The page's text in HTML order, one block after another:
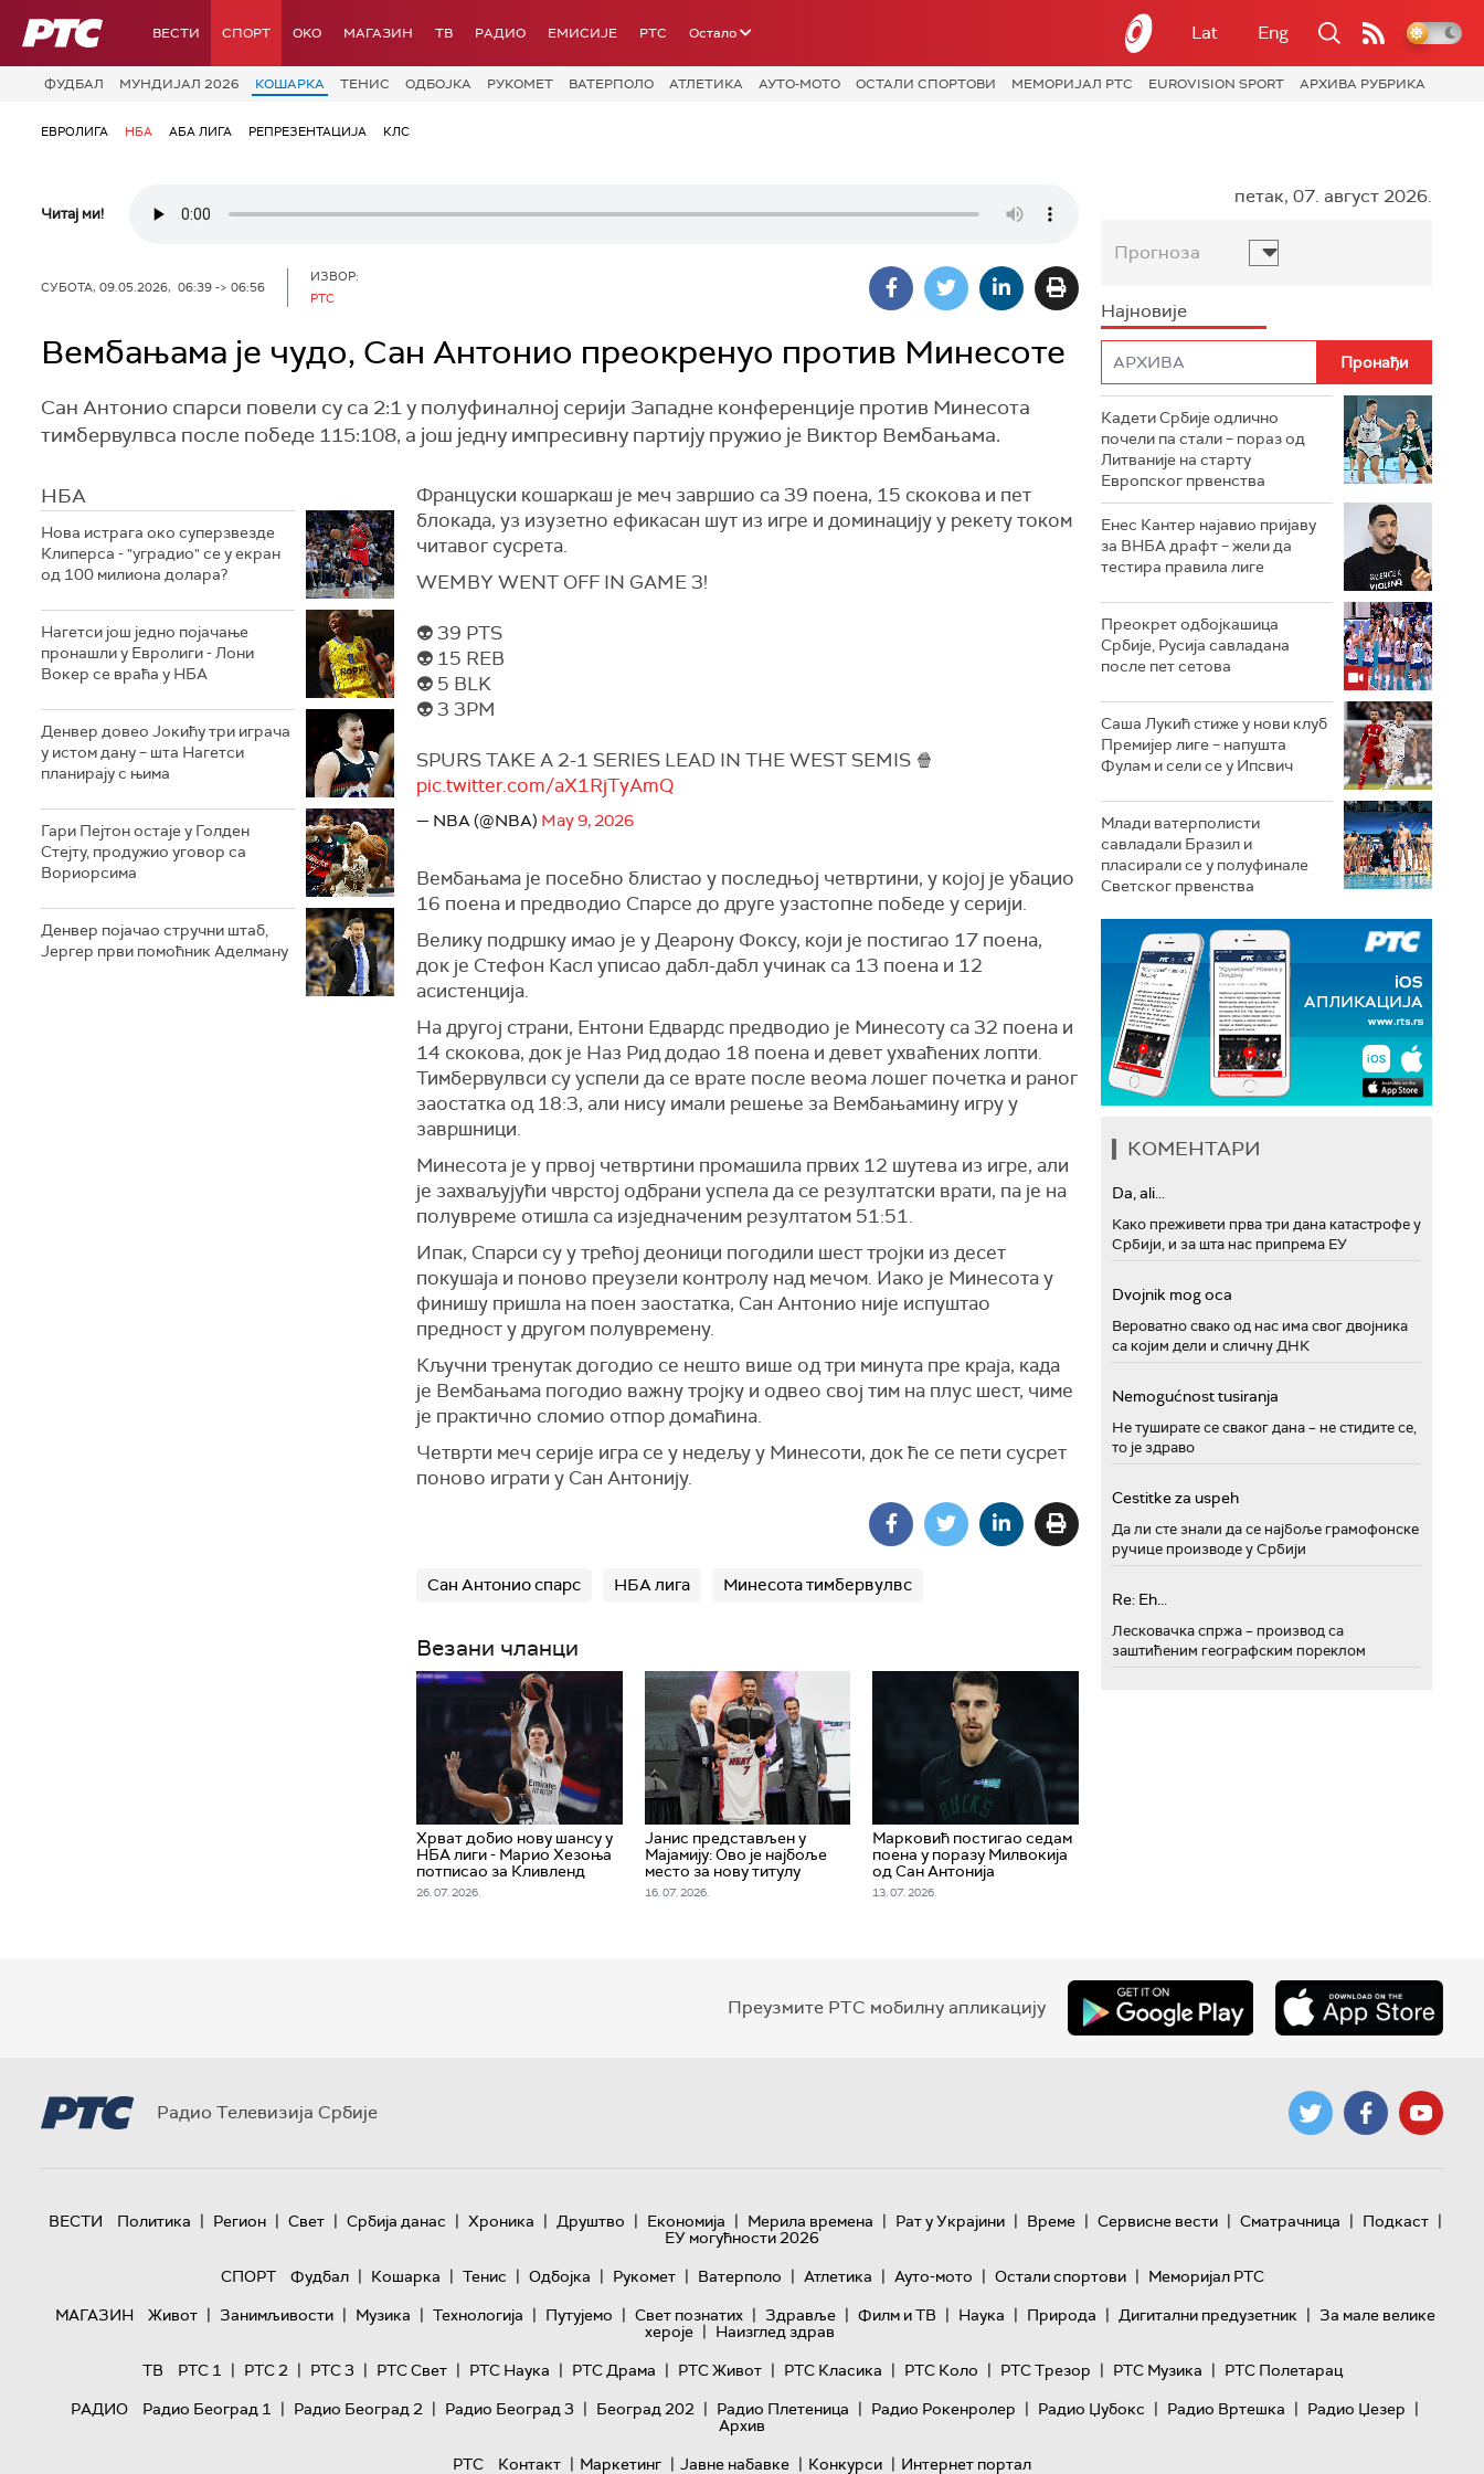
РТС ВЕСТИ СПОРТ OKO МАГАЗИН ТВ РАДИО ЕМИСИЈЕ РТС Остало Lat Eng
ФУДБАЛ МУНДИЈАЛ 2026 КОШАРКА ТЕНИС ОДБОЈКА РУКОМЕТ ВАТЕРПОЛО АТЛЕТИКА АУТО-МОТО ОСТАЛИ СПОРТОВИ МЕМОРИЈАЛ РТС EUROVISION SPORT АРХИВА РУБРИКА
ЕВРОЛИГА НБА АБА ЛИГА РЕПРЕЗЕНТАЦИЈА КЛС
Читај ми!
СУБОТА, 09.05.2026, 06:39 -> 06:56
ИЗВОР:
РТС
Вембањама је чудо, Сан Антонио преокренуо против Минесоте
Сан Антонио спарси повели су са 2:1 у полуфиналној серији Западне конференције против Минесота
тимбервулвса после победе 115:108, а још једну импресивну партију пружио је Виктор Вембањама.
НБА
Нова истрага око суперзвезде
Клиперса - "уградио" се у екран
од 100 милиона долара?
Нагетси још једно појачање
пронашли у Евролиги - Лони
Вокер се враћа у НБА
Денвер довео Јокићу три играча
у истом дану – шта Нагетси
планирају с њима
Гари Пејтон остаје у Голден
Стејту, продужио уговор са
Вориорсима
Денвер појачао стручни штаб,
Јергер први помоћник Аделману
Француски кошаркаш је меч завршио са 39 поена, 15 скокова и пет
блокада, уз изузетно ефикасан шут из игре и доминацију у рекету током
читавог сусрета.
WEMBY WENT OFF IN GAME 3!
👽 39 PTS
👽 15 REB
👽 5 BLK
👽 3 3PM
SPURS TAKE A 2-1 SERIES LEAD IN THE WEST SEMIS 🍿
pic.twitter.com/aX1RjTyAmQ
— NBA (@NBA) May 9, 2026
Вембањама је посебно блистао у последњој четвртини, у којој је убацио
16 поена и предводио Спарсе до друге узастопне победе у серији.
Велику подршку имао је у Деарону Фоксу, који је постигао 17 поена,
док је Стефон Касл уписао дабл-дабл учинак са 13 поена и 12
асистенција.
На другој страни, Ентони Едвардс предводио је Минесоту са 32 поена и
14 скокова, док је Наз Рид додао 18 поена и девет ухваћених лопти.
Тимбервулвси су успели да се врате после веома лошег почетка и раног
заостатка од 18:3, али нису имали решење за Вембањамину игру у
завршници.
Минесота је у првој четвртини промашила првих 12 шутева из игре, али
је захваљујући чврстој одбрани успела да се резултатски врати, па је на
полувреме отишла са изједначеним резултатом 51:51.
Ипак, Спарси су у трећој деоници погодили шест тројки из десет
покушаја и поново преузели контролу над мечом. Иако је Минесота у
финишу пришла на поен заостатка, Сан Антонио није испуштао
предност у другом полувремену.
Кључни тренутак догодио се нешто више од три минута пре краја, када
је Вембањама погодио важну тројку и одвео свој тим на плус шест, чиме
је практично сломио отпор домаћина.
Четврти меч серије игра се у недељу у Минесоти, док ће се пети сусрет
поново играти у Сан Антонију.
Сан Антонио спарс НБА лига Минесота тимбервулвс
Везани чланци
Хрват добио нову шансу у
НБА лиги - Марио Хезоња
потписао за Кливленд
26. 07. 2026.
Јанис представљен у
Мајамију: Ово је најбоље
место за нову титулу
16. 07. 2026.
Марковић постигао седам
поена у поразу Милвокија
од Сан Антонија
13. 07. 2026.
петак, 07. август 2026.
Прогноза
Најновије
Кадети Србије одлично
почели па стали – пораз од
Литваније на старту
Европског првенства
Енес Кантер најавио пријаву
за ВНБА драфт – жели да
тестира правила лиге
Преокрет одбојкашица
Србије, Русија савладана
после пет сетова
Саша Лукић стиже у нови клуб
Премијер лиге – напушта
Фулам и сели се у Ипсвич
Млади ватерполисти
савладали Бразил и
пласирали се у полуфинале
Светског првенства
КОМЕНТАРИ
Da, ali...
Како преживети прва три дана катастрофе у
Србији, и за шта нас припрема ЕУ
Dvojnik mog oca
Вероватно свако од нас има свог двојника
са којим дели и сличну ДНК
Nemogućnost tusiranja
Не туширате се сваког дана – не стидите се,
то је здраво
Cestitke za uspeh
Да ли сте знали да се најбоље грамофонске
ручице производе у Србији
Re: Eh...
Лесковачка спржа – производ са
заштићеним географским пореклом
Преузмите РТС мобилну апликацију
Радио Телевизија Србије
ВЕСТИ Политика | Регион | Свет | Србија данас | Хроника | Друштво | Економија | Мерила времена | Рат у Украјини | Време | Сервисне вести | Сматрачница | Подкаст |
ЕУ могућности 2026
СПОРТ
Фудбал | Кошарка | Тенис | Одбојка | Рукомет | Ватерполо | Атлетика | Ауто-мото | Остали спортови | Меморијал РТС
МАГАЗИН
Живот | Занимљивости | Музика | Технологијa | Путујемо | Свет познатих | Здравље | Филм и ТВ | Наука | Природа | Дигитални предузетник | За мале велике
хероје | Наизглед здрав
ТВ
РТС 1 | РТС 2 | РТС 3 | РТС Свет | РТС Наука | РТС Драма | РТС Живот | РТС Класика | РТС Коло | РТС Трезор | РТС Музика | РТС Полетарац
РАДИО
Радио Београд 1 | Радио Београд 2 | Радио Београд 3 | Београд 202 | Радио Плетеница | Радио Рокенролер | Радио Џубокс | Радио Вртешка | Радио Џезер |
Архив
РТС
Контакт | Маркетинг | Јавне набавке | Конкурси | Интернет портал